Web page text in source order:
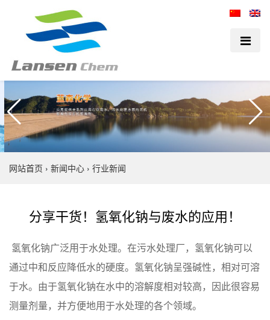
网站首页 › 新闻中心 › 行业新闻
分享干货！氢氧化钠与废水的应用！
氢氧化钠广泛用于水处理。在污水处理厂，氢氧化钠可以
通过中和反应降低水的硬度。氢氧化钠呈强碱性，相对可溶
于水。由于氢氧化钠在水中的溶解度相对较高，因此很容易
测量剂量，并方便地用于水处理的各个领域。